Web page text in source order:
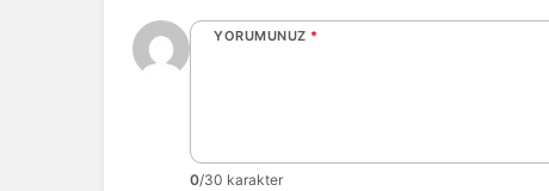
YORUMUNUZ *
0/30 karakter